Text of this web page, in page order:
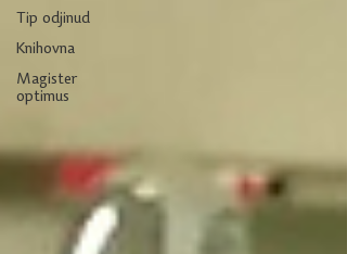
Tip odjinud
Knihovna
Magister
optimus